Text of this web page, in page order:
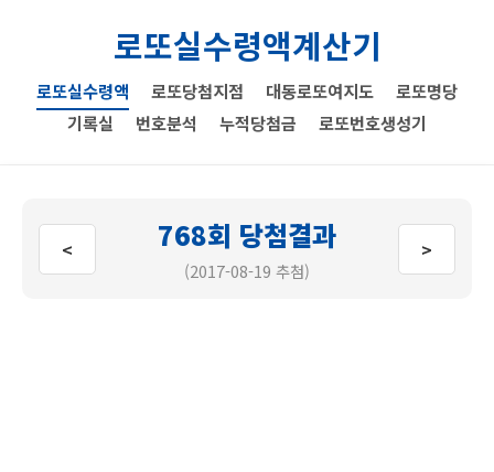
로또실수령액계산기
로또실수령액 로또당첨지점 대동로또여지도
로또명당
기록실
번호분석 누적당첨금 로또번호생성기
< 768회 당첨결과
(2017-08-19 추첨)
>